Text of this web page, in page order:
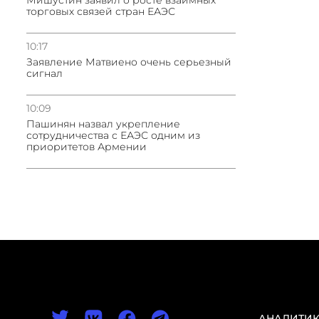
торговых связей стран ЕАЭС
10:17
Заявление Матвиено очень серьезный
сигнал
10:09
Пашинян назвал укрепление
сотрудничества с ЕАЭС одним из
приоритетов Армении